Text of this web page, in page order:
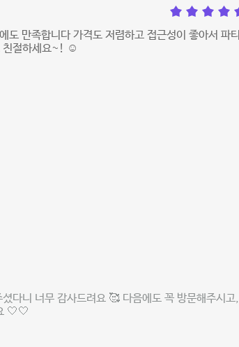
만족합니다 가격도 저렴하고 접근성이 좋아서 파티
친절하세요~! ☺️
다니 너무 감사드려요 🥰 다음에도 꼭 방문해주시고,
🤍🤍